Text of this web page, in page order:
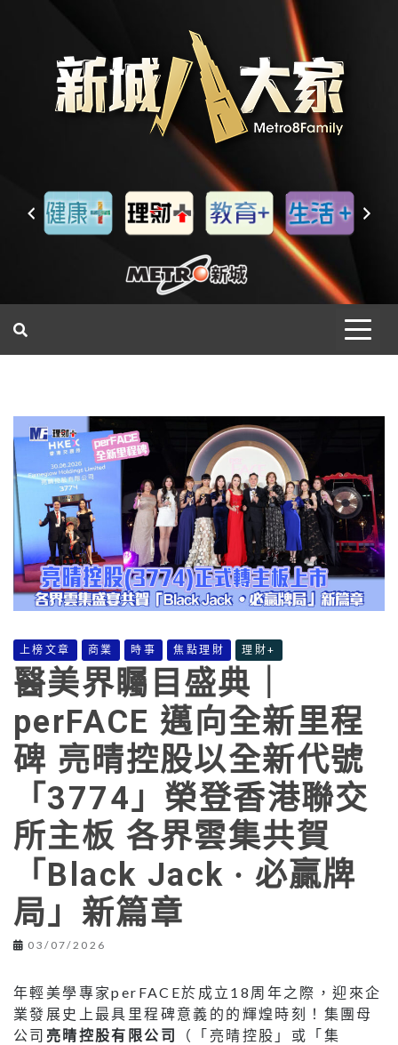
上榜文章 商業 時事 焦點理財 理財+
醫美界矚目盛典｜
perFACE 邁向全新里程
碑 亮晴控股以全新代號
「3774」榮登香港聯交
所主板 各界雲集共賀
「Black Jack ∙ 必贏牌
局」新篇章
03/07/2026
年輕美學專家perFACE於成立18周年之際，迎來企
業發展史上最具里程碑意義的的輝煌時刻！集團母
公司 亮晴控股有限公司
（「亮晴控股」或「集